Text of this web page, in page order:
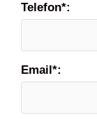
Telefon*:
Email*: